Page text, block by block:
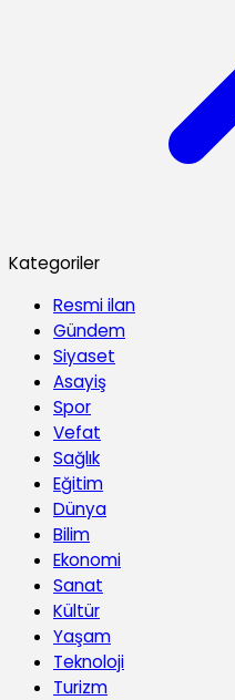
Kategoriler
Resmi ilan
Gündem
Siyaset
Asayiş
Spor
Vefat
Sağlık
Eğitim
Dünya
Bilim
Ekonomi
Sanat
Kültür
Yaşam
Teknoloji
Turizm